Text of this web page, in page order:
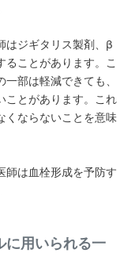
はジギタリス製剤、β
ることがあります。こ
部は軽減できても、
ことがあります。これ
くならないことを意味
師は血栓形成を予防す
に用いられる一